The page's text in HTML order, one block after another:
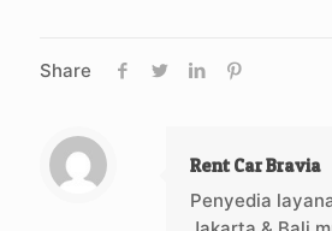
Share
Rent Car Bravia
Penyedia